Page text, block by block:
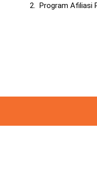
2. Program Afiliasi